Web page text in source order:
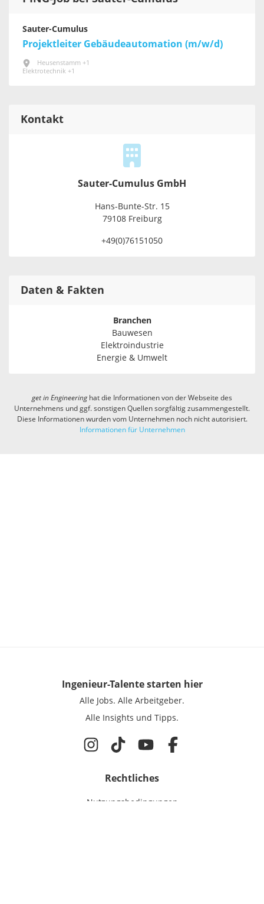
Sauter-Cumulus
Projektleiter Gebäudeautomation (m/w/d)
Heusenstamm +1
Elektrotechnik +1
Kontakt
Sauter-Cumulus GmbH
Hans-Bunte-Str. 15
79108 Freiburg
+49(0)76151050
Daten & Fakten
Branchen
Bauwesen
Elektroindustrie
Energie & Umwelt
get in Engineeringhat die Informationen von der Webseite des
Unternehmens und ggf. sonstigen Quellen sorgfältig zusammengestellt.
Diese Informationen wurden vom Unternehmen noch nicht autorisiert.
Informationen für Unternehmen
Ingenieur-Talentestarten hier
Alle Jobs. Alle Arbeitgeber.
Alle Insights und Tipps.
Rechtliches
Nutzungsbedingungen